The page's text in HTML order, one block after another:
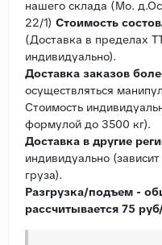
нашего склада (Мо.
22/1) Стоимость
(Доставка в пределах
индивидуально).
Доставка заказов
осуществляться
Стоимость
формулой до 3500 кг).
Доставка в другие
индивидуально
груза).
Разгрузка/подъем -
рассчитывается 75